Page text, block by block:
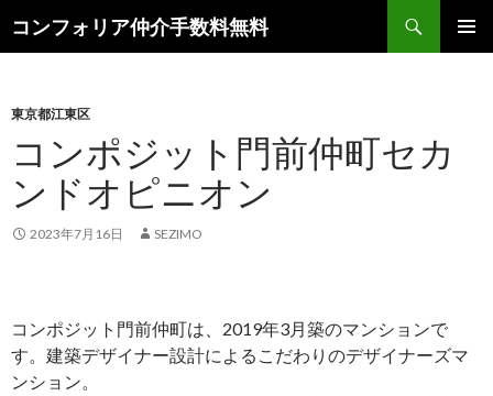
コンフォリア仲介手数料無料
索
ン
へ
ス
キ
ッ
東京都江東区
コンポジット門前仲町セカ
ンドオピニオン
2023年7月16日 SEZIMO
コンポジット門前仲町は、2019年3月築のマンションで
す。建築デザイナー設計によるこだわりのデザイナーズマ
ンション。